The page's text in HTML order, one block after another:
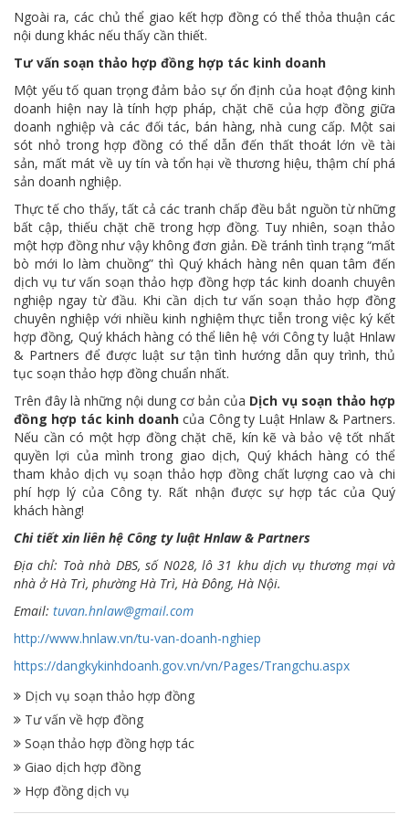
Ngoài ra, các chủ thể giao kết hợp đồng có thể thỏa thuận các
nội dung khác nếu thấy cần thiết.
Tư vấn soạn thảo hợp đồng hợp tác kinh doanh
Một yếu tố quan trọng đảm bảo sự ổn định của hoạt động kinh
doanh hiện nay là tính hợp pháp, chặt chẽ của hợp đồng giữa
doanh nghiệp và các đối tác, bán hàng, nhà cung cấp. Một sai
sót nhỏ trong hợp đồng có thể dẫn đến thất thoát lớn về tài
sản, mất mát về uy tín và tổn hại về thương hiệu, thậm chí phá
sản doanh nghiệp.
Thực tế cho thấy, tất cả các tranh chấp đều bắt nguồn từ những
bất cập, thiếu chặt chẽ trong hợp đồng. Tuy nhiên, soạn thảo
một hợp đồng như vậy không đơn giản. Đề tránh tình trạng “mất
bò mới lo làm chuồng” thì Quý khách hàng nên quan tâm đến
dịch vụ tư vấn soạn thảo hợp đồng hợp tác kinh doanh chuyên
nghiệp ngay từ đầu. Khi cần dịch tư vấn soạn thảo hợp đồng
chuyên nghiệp với nhiều kinh nghiệm thực tiễn trong việc ký kết
hợp đồng, Quý khách hàng có thể liên hệ với Công ty luật Hnlaw
& Partners để được luật sư tận tình hướng dẫn quy trình, thủ
tục soạn thảo hợp đồng chuẩn nhất.
Trên đây là những nội dung cơ bản của Dịch vụ soạn thảo hợp
đồng hợp tác kinh doanh của Công ty Luật Hnlaw & Partners.
Nếu cần có một hợp đồng chặt chẽ, kín kẽ và bảo vệ tốt nhất
quyền lợi của mình trong giao dịch, Quý khách hàng có thể
tham khảo dịch vụ soạn thảo hợp đồng chất lượng cao và chi
phí hợp lý của Công ty. Rất nhận được sự hợp tác của Quý
khách hàng!
Chi tiết xin liên hệ Công ty luật Hnlaw & Partners
Địa chỉ: Toà nhà DBS, số N028, lô 31 khu dịch vụ thương mại và
nhà ở Hà Trì, phường Hà Trì, Hà Đông, Hà Nội.
Email: tuvan.hnlaw@gmail.com
http://www.hnlaw.vn/tu-van-doanh-nghiep
https://dangkykinhdoanh.gov.vn/vn/Pages/Trangchu.aspx
Dịch vụ soạn thảo hợp đồng
Tư vấn về hợp đồng
Soạn thảo hợp đồng hợp tác
Giao dịch hợp đồng
Hợp đồng dịch vụ